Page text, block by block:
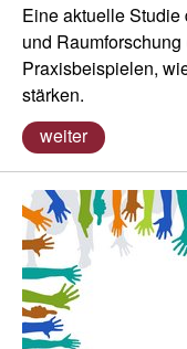
Eine aktuelle Studie
und
Praxisbeispielen,
stärken.
weiter